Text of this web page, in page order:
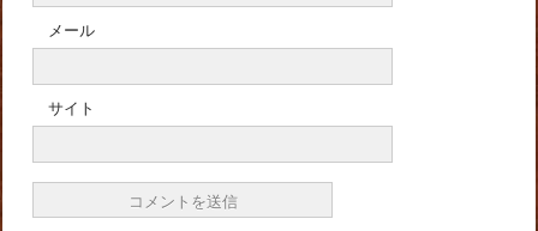
メール
サイト